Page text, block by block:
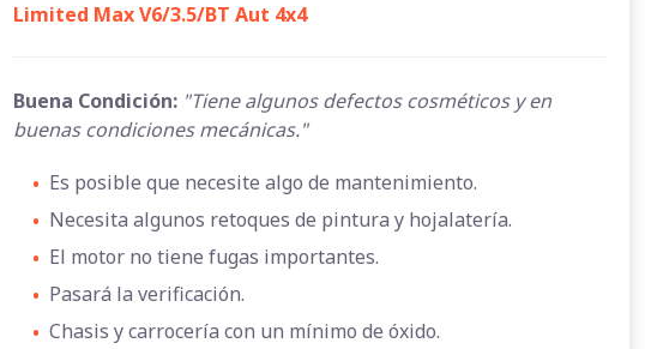
Limited Max V6/3.5/BT Aut 4x4
Buena Condición: "Tiene algunos defectos cosméticos y en
buenas condiciones mecánicas."
• Es posible que necesite algo de mantenimiento.
• Necesita algunos retoques de pintura y hojalatería.
• El motor no tiene fugas importantes.
• Pasará la verificación.
• Chasis y carrocería con un mínimo de óxido.